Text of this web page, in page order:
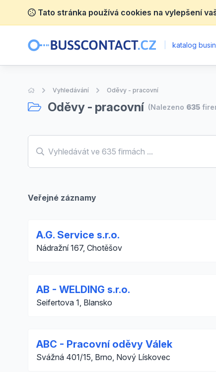
Tato stránka používá cookies na vylepšení
katalog
Úvodní stránka
Vyhledávání Oděvy - pracovní
Oděvy - pracovní (Nalezeno 635
Veřejné záznamy
A.G. Service s.r.o.
Nádražní 167, Chotěšov
AB - WELDING s.r.o.
Seifertova 1, Blansko
ABC - Pracovní oděvy Válek
Svážná 401/15, Brno, Nový Lískovec